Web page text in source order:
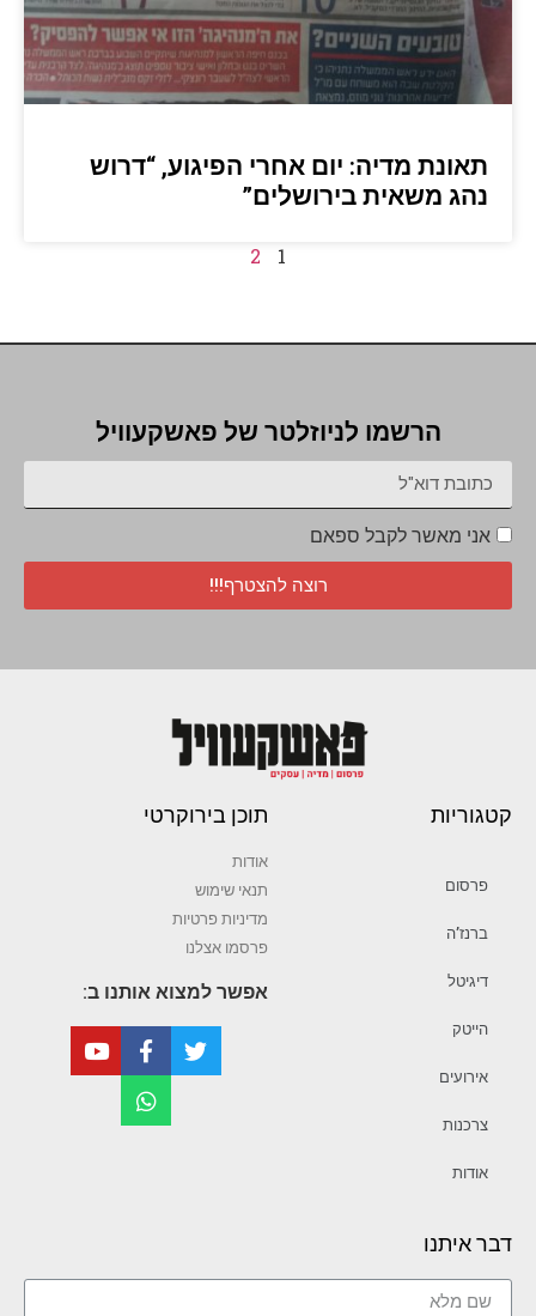
תאונת מדיה: יום אחרי הפיגוע, “דרוש
נהג משאית בירושלים”
1
2
הרשמו לניוזלטר של פאשקעוויל
אני מאשר לקבל ספאם
רוצה להצטרף!!!
קטגוריות
פרסום
ברנז’ה
דיגיטל
הייטק
אירועים
צרכנות
אודות
תוכן בירוקרטי
אודות
תנאי שימוש
מדיניות פרטיות
פרסמו אצלנו
אפשר למצוא אותנו ב:
דבר איתנו